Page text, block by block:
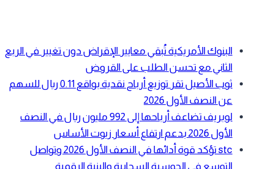
البنوك الأمريكية تُبقي معايير الإقراض دون تغيير في الربع
الثاني مع تحسن الطلب على القروض
ثوب الأصيل تقر توزيع أرباح نقدية بواقع 0.11 ريال للسهم
عن النصف الأول 2026
لوبريف تضاعف أرباحها إلى 992 مليون ريال في النصف
الأول 2026 بدعم ارتفاع أسعار زيوت الأساس
stc تؤكد قوة أدائها في النصف الأول 2026 وتواصل
التوسع في الحوسبة السحابية والبنية الرقمية